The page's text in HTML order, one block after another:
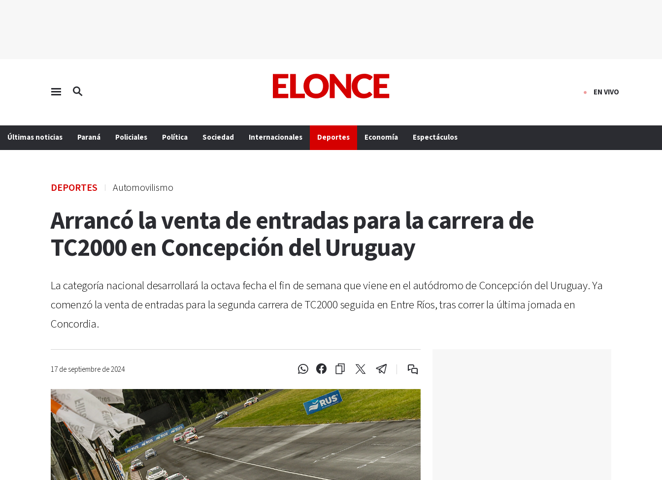
EN VIVO
Últimas noticias Paraná Policiales Política Sociedad Internacionales Deportes Economía Espectáculos
DEPORTES Automovilismo
Arrancó la venta de entradas para la carrera de
TC2000 en Concepción del Uruguay
La categoría nacional desarrollará la octava fecha el fin de semana que viene en el autódromo de Concepción del Uruguay. Ya
comenzó la venta de entradas para la segunda carrera de TC2000 seguida en Entre Ríos, tras correr la última jornada en
Concordia.
17 de septiembre de 2024